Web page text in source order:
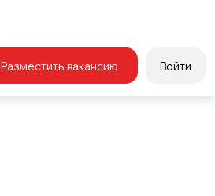
Разместить вакансию Войти